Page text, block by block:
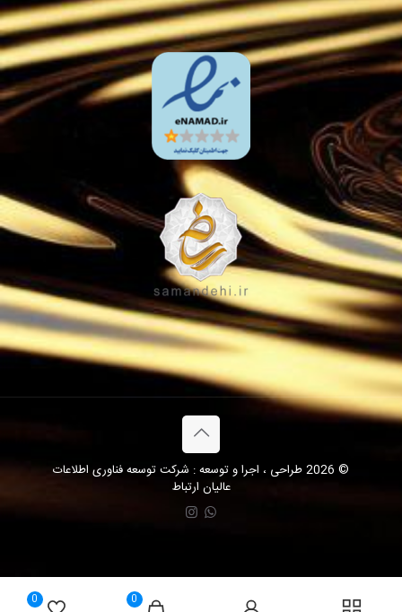
© 2026 طراحی ، اجرا و توسعه : شرکت توسعه فناوری اطلاعات
عالیان ارتباط
0
0